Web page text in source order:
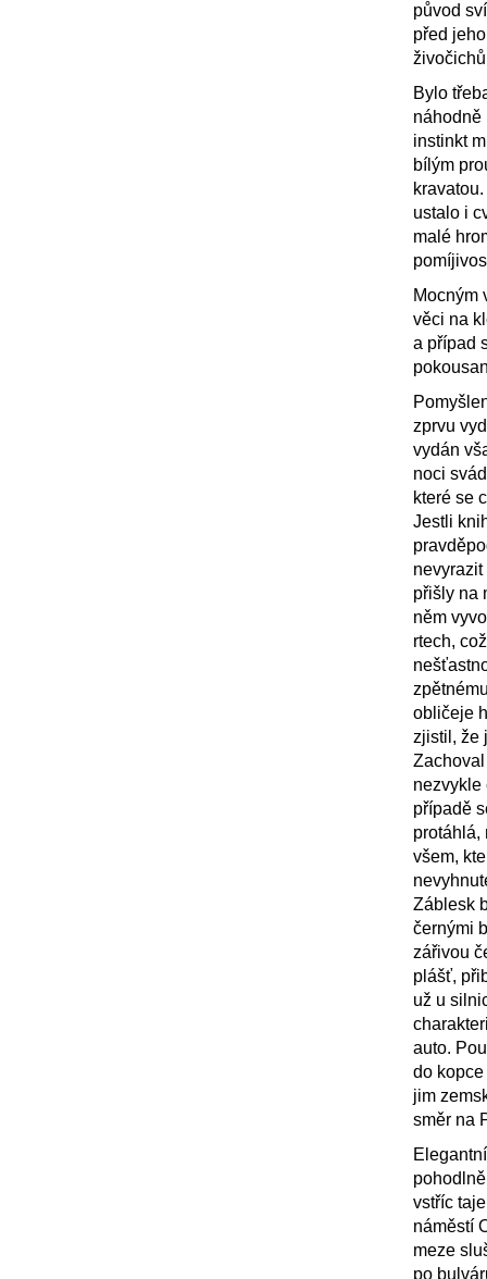
původ
před
Bylo
náhodně
instinkt
bílým
ustalo i
malé
Mocným
věci na
a případ
zprvu
vydán
noci
které se
Jestli
přišly na
něm
rtech,
obličeje
zjistil, že
nezvykle
případě
protáhlá,
všem,
Záblesk
černými
zářivou
plášť,
už u
auto.
do
jim
směr na
vstříc
náměstí
meze
po